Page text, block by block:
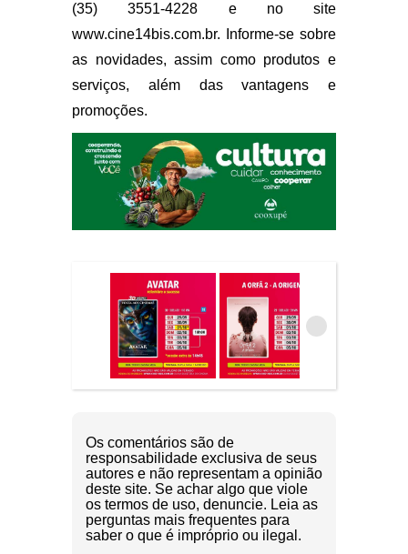
(35) 3551-4228 e no site
www.cine14bis.com.br. Informe-se sobre
as novidades, assim como produtos e
serviços, além das vantagens e
promoções.
Os comentários são de
responsabilidade exclusiva de seus
autores e não representam a opinião
deste site. Se achar algo que viole
os termos de uso, denuncie. Leia as
perguntas mais frequentes para
saber o que é impróprio ou ilegal.